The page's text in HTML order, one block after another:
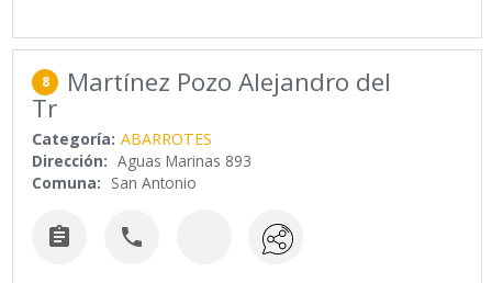
8 Martínez Pozo Alejandro del
Tr
Categoría: ABARROTES
Dirección: Aguas Marinas 893
Comuna: San Antonio
 